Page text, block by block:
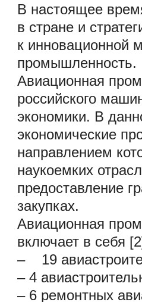
В настоящее
в стране и
к инновационной
промышленность.
Авиационная
российского
экономики. В
экономические
направлением
наукоемких
предоставление
закупках.
Авиационная
включает в себя
– 19
– 4
– 6 ремонтных